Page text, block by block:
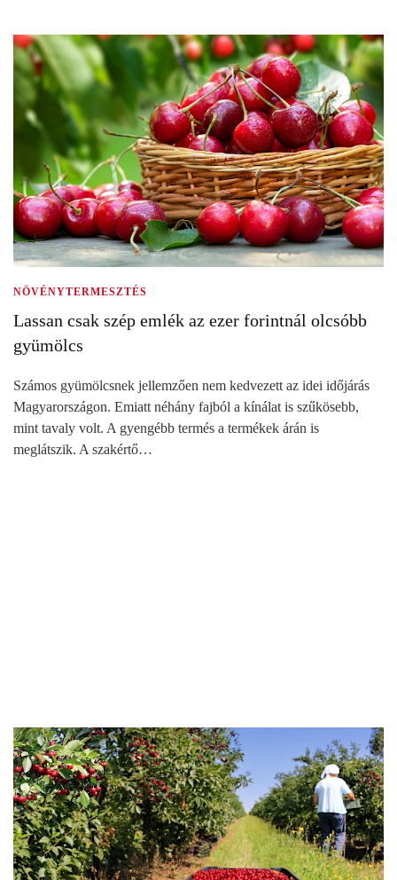
NÖVÉNYTERMESZTÉS
Lassan csak szép emlék az ezer forintnál olcsóbb
gyümölcs
Számos gyümölcsnek jellemzően nem kedvezett az idei időjárás
Magyarországon. Emiatt néhány fajból a kínálat is szűkösebb,
mint tavaly volt. A gyengébb termés a termékek árán is
meglátszik. A szakértő…